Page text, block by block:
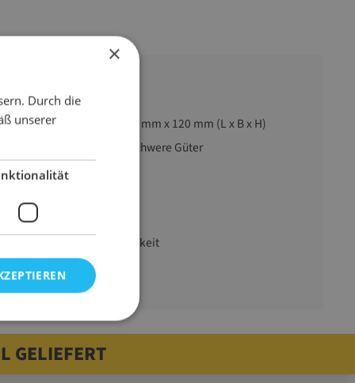
1200 mm x 1000 mm x 120 mm (L x B x H)
Leichte Güter, Schwere Güter
Paletten
400 kg Tragfähigkeit
15000 g
GELIEFERT
×
Durch die
unserer